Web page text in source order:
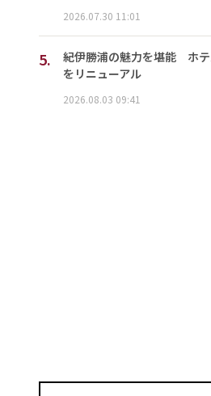
2026.07.30 11:01
5.
紀伊勝浦の魅力を堪能 ホ
をリニューアル
2026.08.03 09:41